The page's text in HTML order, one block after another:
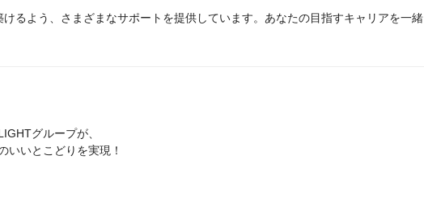
るよう、さまざまなサポートを提供しています。あなたの目指すキャリアを一緒
グループが、
いいとこどりを実現！